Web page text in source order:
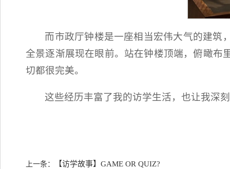
而市政厅钟楼是一座相当宏伟大气的建筑
全景逐渐展现在眼前。站在钟楼顶端，俯瞰布
切都很完美。
这些经历丰富了我的访学生活，也让我深
上一条： 【访学故事】GAME OR QUIZ?